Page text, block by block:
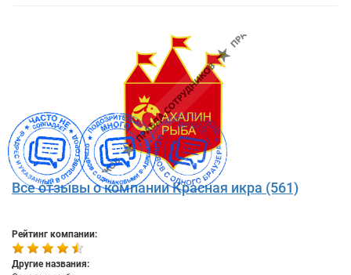
Все отзывы о компании Красная икра (561)
Рейтинг компании:
Другие названия: